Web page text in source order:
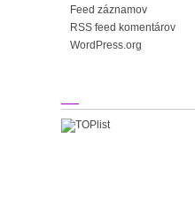
Feed záznamov
RSS feed komentárov
WordPress.org